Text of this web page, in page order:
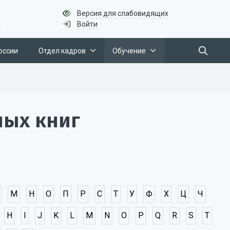
Версия для слабовидящих
Войти
Отдел кадров Обучение
книг
М Н О П Р С Т У Ф Х Ц Ч
H I J K L M N O P Q R S T